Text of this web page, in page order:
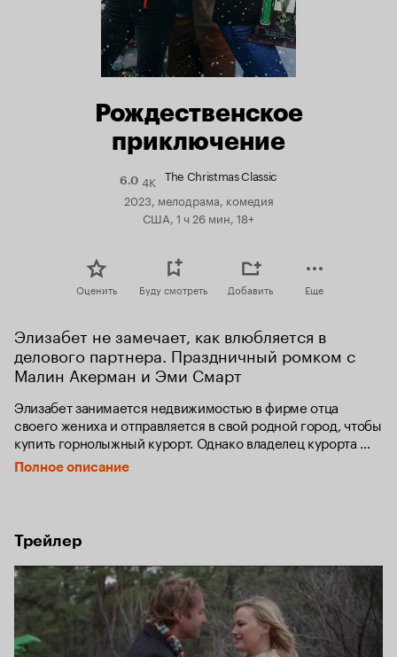
Рождественское
приключение
6.0Рейтинг
Кинопоиска
4K The Christmas Classic
2023, мелодрама, комедия
США, 1 ч 26 мин, 18+
Оценить Буду смотреть Добавить Еще
Элизабет не замечает, как влюбляется в
делового партнера. Праздничный ромком с
Малин Акерман и Эми Смарт
Элизабет занимается недвижимостью в фирме отца
своего жениха и отправляется в свой родной город, чтобы
купить горнолыжный курорт. Однако владелец курорта
Рэнди, старый школьный товарищ, не желает продавать
его. Элизабет вынуждена остаться, чтобы уладить дела,
Полное описание
Трейлер